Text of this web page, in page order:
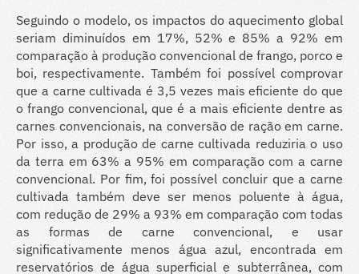
Seguindo o modelo, os impactos do aquecimento global
seriam diminuídos em 17%, 52% e 85% a 92% em
comparação à produção convencional de frango, porco e
boi, respectivamente. Também foi possível comprovar
que a carne cultivada é 3,5 vezes mais eficiente do que
o frango convencional, que é a mais eficiente dentre as
carnes convencionais, na conversão de ração em carne.
Por isso, a produção de carne cultivada reduziria o uso
da terra em 63% a 95% em comparação com a carne
convencional. Por fim, foi possível concluir que a carne
cultivada também deve ser menos poluente à água,
com redução de 29% a 93% em comparação com todas
as formas de carne convencional, e usar
significativamente menos água azul, encontrada em
reservatórios de água superficial e subterrânea, com